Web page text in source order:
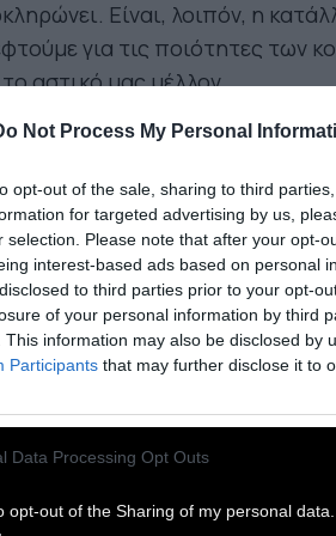
Not Process My Personal
opt-out of the sale, sharing to third
for targeted advertising by us,
selection. Please note that after your opt-
interest-based ads based on personal
to third parties prior to your opt-
of your personal information by third
This information may also be disclosed by
Participants that may further disclose it to
Data Processing Opt Outs
opt-out of the Sharing of my personal data.
Είναι, λοιπόν, η
για τις ποιότητες των
το αστικό μας μέλλον.
ζούμε στο διαδίκτυο», ήταν η
που προερχόταν από
τις στιγμές κατά τις
επεκτάθηκε σε 60
θα δώσουμε
θα καταναλώσουμε, θα
μέσα από τα
μας (για όσους είναι αρκετά
ένα).